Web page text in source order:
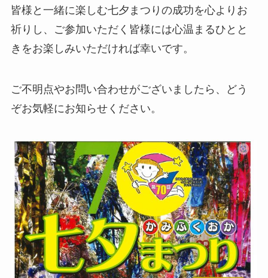
皆様と一緒に楽しむ七夕まつりの成功を心よりお
祈りし、ご参加いただく皆様には心温まるひとと
きをお楽しみいただければ幸いです。
ご不明点やお問い合わせがございましたら、どう
ぞお気軽にお知らせください。